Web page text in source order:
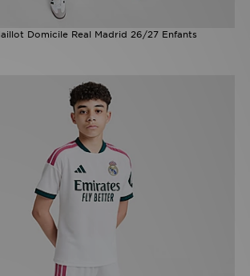
Domicile Real Madrid 26/27 Enfants